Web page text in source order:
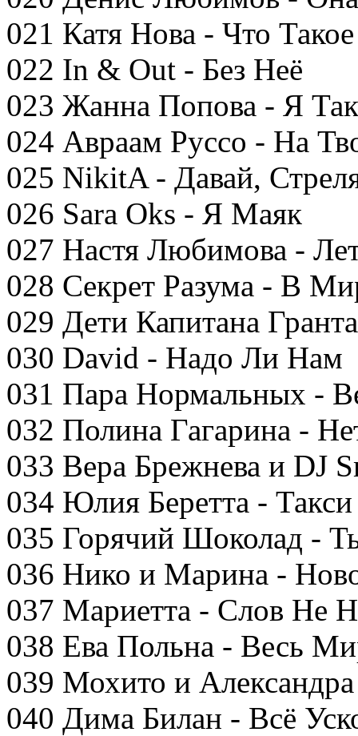
021 Катя Нова - Что
022 In & Out - Без Неё
023 Жанна Попова - Я
024 Авраам Руссо - На
025 NikitA - Давай,
026 Sara Oks - Я Маяк
027 Настя Любимова -
028 Секрет Разума - В
029 Дети Капитана
030 David - Надо Ли Нам
031 Пара Нормальных -
032 Полина Гагарина -
033 Вера Брежнева и DJ
034 Юлия Беретта - Такси
035 Горячий Шоколад -
036 Нико и Марина -
037 Мариетта - Слов Не
038 Ева Польна - Весь
039 Мохито и Александра
040 Дима Билан - Всё